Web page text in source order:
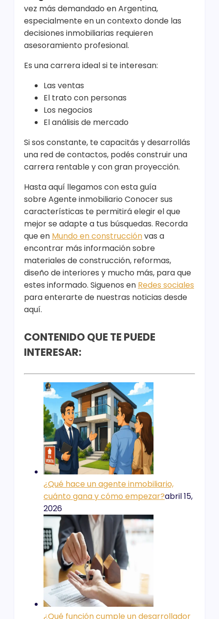
vez más demandado en Argentina,
especialmente en un contexto donde las
decisiones inmobiliarias requieren
asesoramiento profesional.
Es una carrera ideal si te interesan:
Las ventas
El trato con personas
Los negocios
El análisis de mercado
Si sos constante, te capacitás y desarrollás
una red de contactos, podés construir una
carrera rentable y con gran proyección.
Hasta aquí llegamos con esta guía
sobre Agente inmobiliario Conocer sus
características te permitirá elegir el que
mejor se adapte a tus búsquedas. Recorda
que en Mundo en construcciónvas a
encontrar más información sobre
materiales de construcción, reformas,
diseño de interiores y mucho más, para que
estes informado. Siguenos en Redes sociales
para enterarte de nuestras noticias desde
aquí.
CONTENIDO QUE TE PUEDE
INTERESAR:
¿Qué hace un agente inmobiliario,
cuánto gana y cómo empezar?abril 15,
2026
¿Qué función cumple un desarrollador